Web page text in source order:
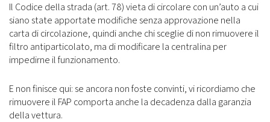
Il Codice della strada (art. 78) vieta di circolare con un’auto a cui
siano state apportate modifiche senza approvazione nella
carta di circolazione, quindi anche chi sceglie di non rimuovere il
filtro antiparticolato, ma di modificare la centralina per
impedirne il funzionamento.
E non finisce qui: se ancora non foste convinti, vi ricordiamo che
rimuovere il FAP comporta anche la decadenza dalla garanzia
della vettura.